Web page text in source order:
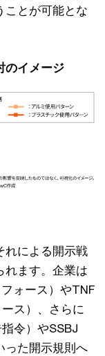
ことが可能とな
のイメージ
れによる開示戦
れます。企業は
ォース）やTNF
ス）、さらに
令）やSSBJ
った開示規則へ